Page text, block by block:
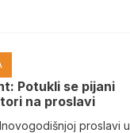
Potukli se pijani
na proslavi
proslavi u